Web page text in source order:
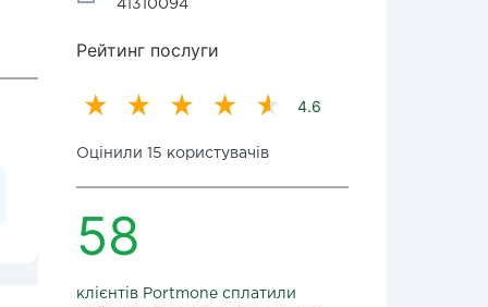
41310094
Рейтинг послуги
4.6
Оцінили 15 користувачів
58
клієнтів Portmone сплатили